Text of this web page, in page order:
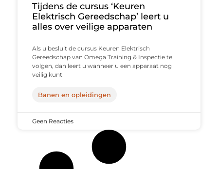
Tijdens de cursus ‘Keuren
Elektrisch Gereedschap’ leert u
alles over veilige apparaten
Als u besluit de cursus Keuren Elektrisch
Gereedschap van Omega Training & Inspectie te
volgen, dan leert u wanneer u een apparaat nog
veilig kunt
Banen en opleidingen
Geen Reacties